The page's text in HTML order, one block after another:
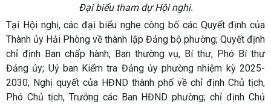
Đại biểu tham dự Hội nghị.
Tại Hội nghị, các đại biểu nghe công bố các Quyết định của
Thành ủy Hải Phòng về thành lập Đảng bộ phường; Quyết định
chỉ định Ban chấp hành, Ban thường vụ, Bí thư, Phó Bí thư
Đảng ủy; Uỷ ban Kiểm tra Đảng ủy phường nhiệm kỳ 2025-
2030; Nghị quyết của HĐND thành phố về chỉ định Chủ tịch,
Phó Chủ tịch, Trưởng các Ban HĐND phường; chỉ định Chủ